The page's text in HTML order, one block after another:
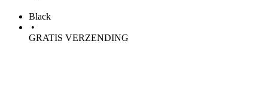
Black
•
GRATIS VERZENDING